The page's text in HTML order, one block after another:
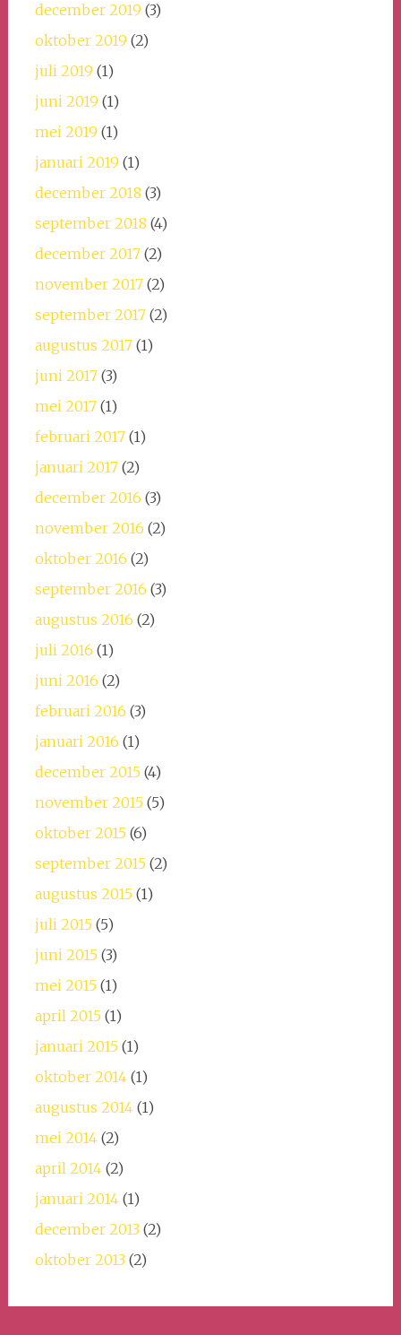
december 2019 (3)
oktober 2019 (2)
juli 2019 (1)
juni 2019 (1)
mei 2019 (1)
januari 2019 (1)
december 2018 (3)
september 2018 (4)
december 2017(2)
november 2017(2)
september 2017(2)
augustus 2017(1)
juni 2017(3)
mei 2017(1)
februari 2017(1)
januari 2017(2)
december 2016 (3)
november 2016 (2)
oktober 2016 (2)
september 2016 (3)
augustus 2016 (2)
juli 2016 (1)
juni 2016 (2)
februari 2016 (3)
januari 2016 (1)
december 2015(4)
november 2015(5)
oktober 2015(6)
september 2015(2)
augustus 2015(1)
juli 2015(5)
juni 2015(3)
mei 2015(1)
april 2015(1)
januari 2015(1)
oktober 2014(1)
augustus 2014(1)
mei 2014(2)
april 2014(2)
januari 2014(1)
december 2013(2)
oktober 2013(2)